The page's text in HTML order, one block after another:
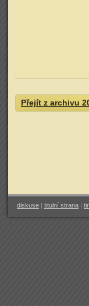
Přejít z archivu
diskuse | titulní strana |